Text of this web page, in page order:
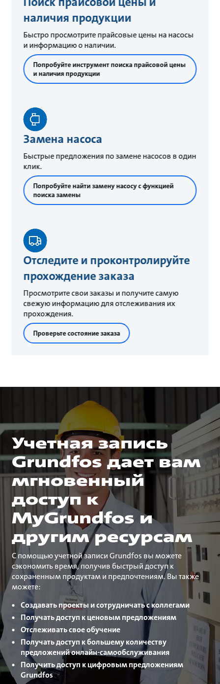
наличия продукции
Быстро просмотрите прайсовые цены на насосы
и информацию о наличии.
Попробуйте инструмент поиска прайсовой цены
и наличия продукции
Замена насоса
Быстрые предложения по замене насосов в один
клик.
Попробуйте найти замену насосу с функцией
поиска замены
Отследите и проконтролируйте
прохождение заказа
Просмотрите свои заказы и получите самую
свежую информацию для отслеживания их
прохождения.
Проверьте состояние заказа
Учетная запись
Grundfos дает вам
мгновенный
доступ к
MyGrundfos и
другим ресурсам
С помощью учетной записи Grundfos вы можете
сэкономить время, получив быстрый доступ к
сохраненным продуктам и предпочтениям. Вы также
можете:
Создавать проекты и сотрудничать с коллегами
Получать доступ к ценовым предложениям
Отслеживать свое обучение
Получать доступ к большему количеству
предложений онлайн-самообслуживания
Получить доступ к цифровым предложениям
Grundfos